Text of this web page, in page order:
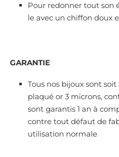
Pour redonner tout son
le avec un chiffon doux
GARANTIE
Tous nos bijoux sont
plaqué or 3 microns,
sont garantis 1 an à
contre tout défaut de
utilisation normale